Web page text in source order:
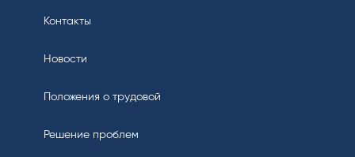
Контакты
Новости
Положения о трудовой
Решение проблем